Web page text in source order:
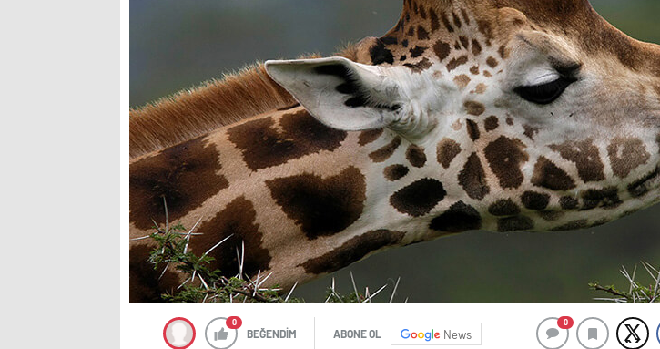
0
BEĞENDİM ABONE OL News
0